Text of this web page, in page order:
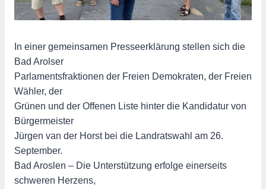
In einer gemeinsamen Presseerklärung stellen sich die
Bad Arolser
Parlamentsfraktionen der Freien Demokraten, der Freien
Wähler, der
Grünen und der Offenen Liste hinter die Kandidatur von
Bürgermeister
Jürgen van der Horst bei die Landratswahl am 26.
September.
Bad Aroslen – Die Unterstützung erfolge einerseits
schweren Herzens,